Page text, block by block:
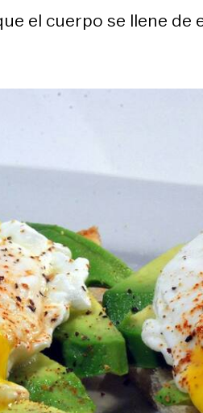
el cuerpo se llene